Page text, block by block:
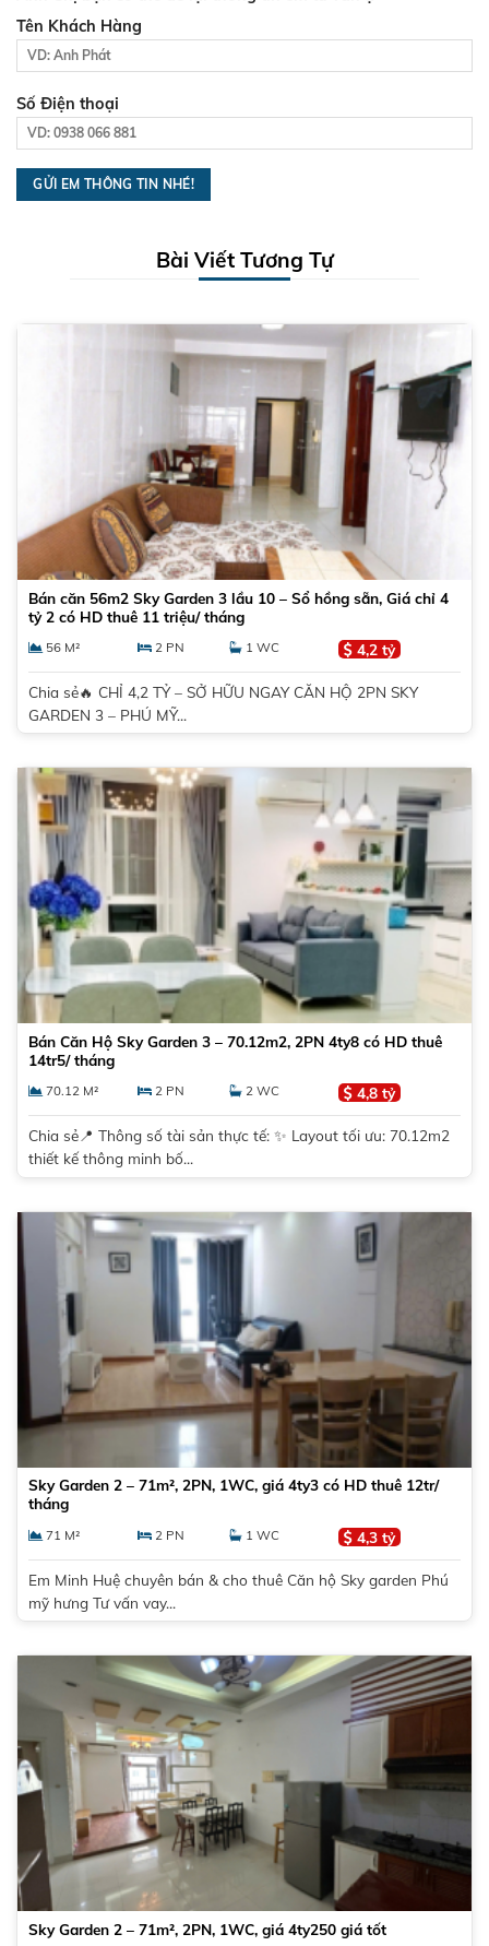
Tên Khách Hàng
Số Điện thoại
Bài Viết Tương Tự
Bán căn 56m2 Sky Garden 3 lầu 10 – Sổ hồng sẵn, Giá chỉ 4
tỷ 2 có HD thuê 11 triệu/ tháng
56 M² 2 PN 1 WC 4,2 tỷ
Chia sẻ🔥 CHỈ 4,2 TỶ – SỞ HỮU NGAY CĂN HỘ 2PN SKY
GARDEN 3 – PHÚ MỸ...
Bán Căn Hộ Sky Garden 3 – 70.12m2, 2PN 4ty8 có HD thuê
14tr5/ tháng
70.12 M² 2 PN 2 WC 4,8 tỷ
Chia sẻ📍 Thông số tài sản thực tế: ✨ Layout tối ưu: 70.12m2
thiết kế thông minh bố...
Sky Garden 2 – 71m², 2PN, 1WC, giá 4ty3 có HD thuê 12tr/
tháng
71 M² 2 PN 1 WC 4,3 tỷ
Em Minh Huệ chuyên bán & cho thuê Căn hộ Sky garden Phú
mỹ hưng Tư vấn vay...
Sky Garden 2 – 71m², 2PN, 1WC, giá 4ty250 giá tốt